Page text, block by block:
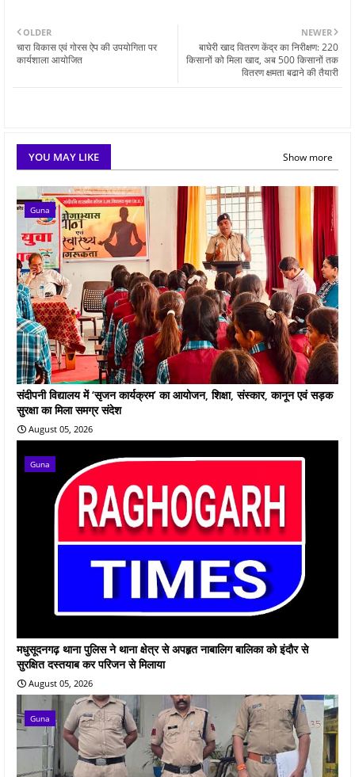
NEWER
बाघेरी खाद वितरण केंद्र का निरीक्षण: 220
किसानों को मिला खाद, अब 500 किसानों तक
वितरण क्षमता बढाने की तैयारी
OLDER
चारा विकास एवं गोरस ऐप की उपयोगिता पर
कार्यशाला आयोजित
YOU MAY LIKE Show more
Guna
संदीपनी विद्यालय में ‘सृजन कार्यक्रम’ का आयोजन, शिक्षा, संस्कार, कानून एवं सड़क
सुरक्षा का मिला समग्र संदेश
August 05, 2026
Guna
मधुसूदनगढ़ थाना पुलिस ने थाना क्षेत्र से अपहृत नाबालिग बालिका को इंदौर से
सुरक्षित दस्तयाब कर परिजन से मिलाया
August 05, 2026
Guna